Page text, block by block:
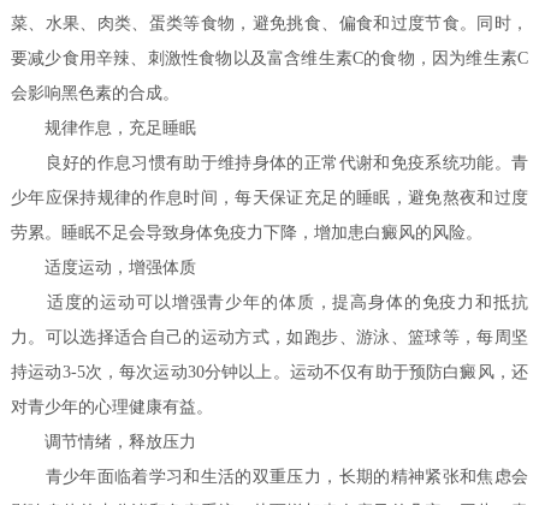
菜、水果、肉类、蛋类等食物，避免挑食、偏食和过度节食。同时，
要减少食用辛辣、刺激性食物以及富含维生素C的食物，因为维生素C
会影响黑色素的合成。
规律作息，充足睡眠
良好的作息习惯有助于维持身体的正常代谢和免疫系统功能。青
少年应保持规律的作息时间，每天保证充足的睡眠，避免熬夜和过度
劳累。睡眠不足会导致身体免疫力下降，增加患白癜风的风险。
适度运动，增强体质
适度的运动可以增强青少年的体质，提高身体的免疫力和抵抗
力。可以选择适合自己的运动方式，如跑步、游泳、篮球等，每周坚
持运动3-5次，每次运动30分钟以上。运动不仅有助于预防白癜风，还
对青少年的心理健康有益。
调节情绪，释放压力
青少年面临着学习和生活的双重压力，长期的精神紧张和焦虑会